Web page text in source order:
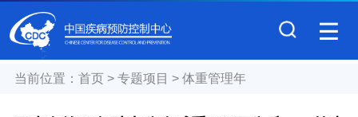
当前位置： 首页> 专题项目 > 体重管理年